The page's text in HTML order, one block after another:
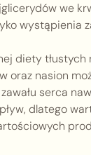
we
wystąpienia
diety tłustych
oraz nasion
serca
dlatego